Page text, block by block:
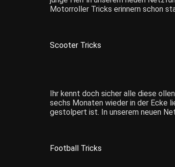
Motorroller Tricks erinnern schon
Scooter Tricks
Ihr kennt doch sicher alle diese
sechs Monaten wieder in der Ecke
gestolpert ist. In unserem neuen
Football Tricks